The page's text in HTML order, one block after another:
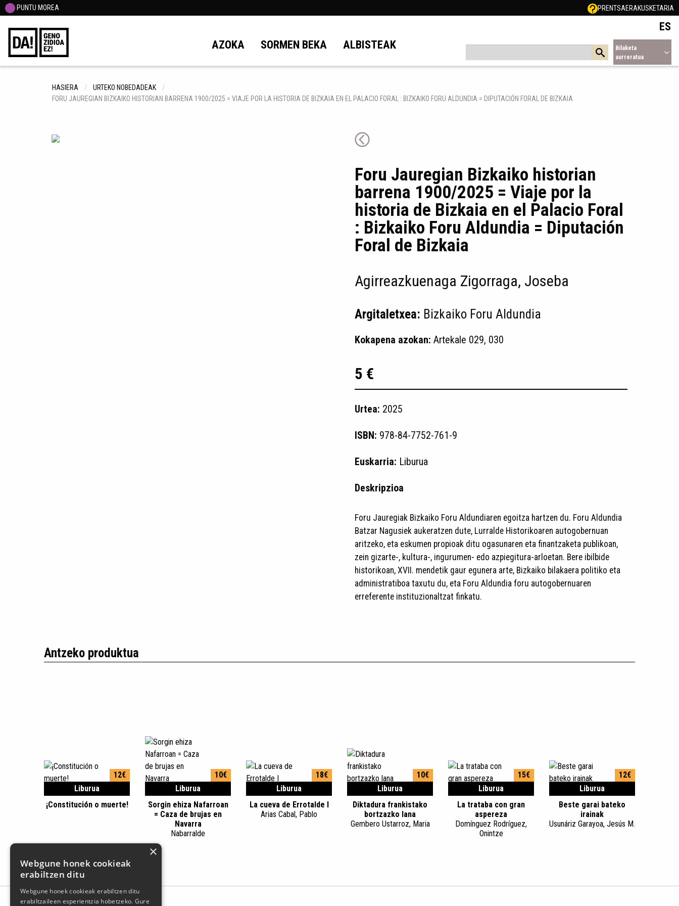
PUNTU MOREA PRENTSAERAKUSKETARIA
AZOKA SORMEN BEKA ALBISTEAK
ES
Bilaketa
aurreratua
HASIERA
URTEKO NOBEDADEAK
FORU JAUREGIAN BIZKAIKO HISTORIAN BARRENA 1900/2025 = VIAJE POR LA HISTORIA DE BIZKAIA EN EL PALACIO FORAL : BIZKAIKO FORU ALDUNDIA = DIPUTACIÓN FORAL DE BIZKAIA
Foru Jauregian Bizkaiko historian
barrena 1900/2025 = Viaje por la
historia de Bizkaia en el Palacio Foral
: Bizkaiko Foru Aldundia = Diputación
Foral de Bizkaia
Agirreazkuenaga Zigorraga, Joseba
Argitaletxea: Bizkaiko Foru Aldundia
Kokapena azokan: Artekale 029, 030
5 €
Urtea: 2025
ISBN: 978-84-7752-761-9
Euskarria: Liburua
Deskripzioa
Foru Jauregiak Bizkaiko Foru Aldundiaren egoitza hartzen du. Foru Aldundia
Batzar Nagusiek aukeratzen dute, Lurralde Historikoaren autogobernuan
aritzeko, eta eskumen propioak ditu ogasunaren eta finantzaketa publikoan,
zein gizarte-, kultura-, ingurumen- edo azpiegitura-arloetan. Bere ibilbide
historikoan, XVII. mendetik gaur egunera arte, Bizkaiko bilakaera politiko eta
administratiboa taxutu du, eta Foru Aldundia foru autogobernuaren
erreferente instituzionaltzat finkatu.
Antzeko produktua
Liburua
12€
¡Constitución o muerte!
Liburua
10€
Sorgin ehiza Nafarroan
= Caza de brujas en
Navarra
Nabarralde
Liburua
18€
La cueva de Errotalde I
Arias Cabal, Pablo
Liburua
10€
Diktadura frankistako
bortzazko lana
Gembero Ustarroz, Maria
Liburua
15€
La trataba con gran
aspereza
Domínguez Rodríguez,
Onintze
Liburua
12€
Beste garai bateko
irainak
Usunáriz Garayoa, Jesús M.
×
Webgune honek cookieak
erabiltzen ditu
Webgune honek cookieak erabiltzen ditu
erabiltzaileen esperientzia hobetzeko. Gure